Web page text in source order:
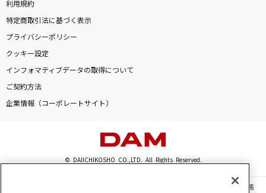
利用規約
特定商取引法に基づく表示
プライバシーポリシー
クッキー設定
インフォマティブデータの取得について
ご契約方法
企業情報（コーポレートサイト）
© DAIICHIKOSHO CO.,LTD. All Rights Reserved.
このサイトに掲載されている一切の文章・画像・写真・動画・音声等を、手段や形態